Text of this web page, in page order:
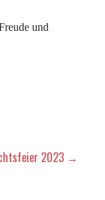
und
2023 →